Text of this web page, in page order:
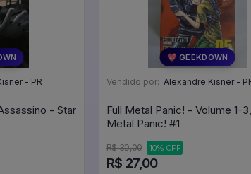
- PR
- Star
💖 GEEKDOWN
Vendido por: Alexandre Kisner -
Full Metal Panic! - Volume 1-
Metal Panic! #1
R$ 30,00 10% OFF
R$ 27,00